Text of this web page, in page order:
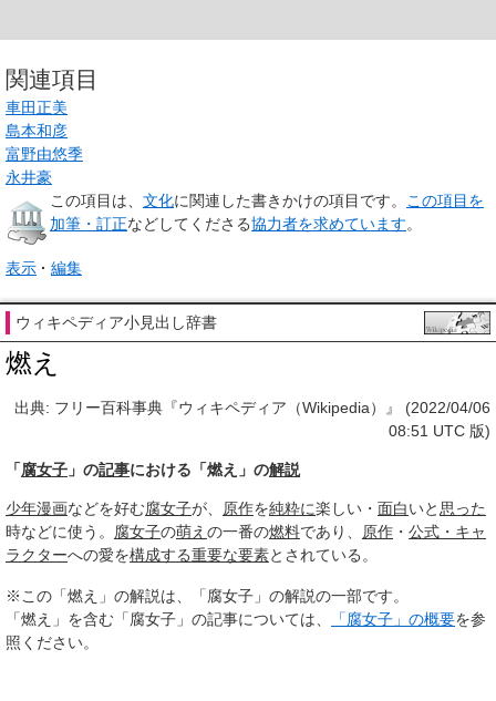
関連項目
車田正美
島本和彦
富野由悠季
永井豪
この項目は、 文化に関連した書きかけの項目です。
この項目を
加筆・訂正などしてくださる協力者を求めています。
表示 編集
ウィキペディア小見出し辞書
燃え
出典: フリー百科事典『ウィキペディア（Wikipedia）』 (2022/04/06
08:51 UTC 版)
「腐女子 」の記事における「燃え」の解説
少年漫画などを好む腐女子が、 原作を純粋に楽しい・ 面白いと 思った
時などに使う。 腐女子の萌え の一番の燃料であり、 原作 ・ 公式・キャ
ラクターへの愛を構成する重要な要素とされている。
※この「燃え」の解説は、「腐女子」の解説の一部です。
「燃え」を含む「腐女子」の記事については、
「腐女子」の概要を参
照ください。